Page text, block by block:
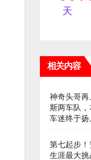
天
相关内容
神奇头哥
斯两车队，
车迷终于扬
第七起步
生涯最大